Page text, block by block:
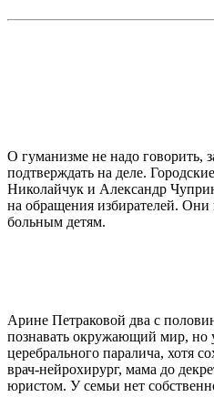
О гуманизме не надо говорить,
подтверждать на деле.
Николайчук и Александр
на обращения избирателей. Они
больным детям.
Арине Петраковой два с
познавать окружающий мир, но
церебрального паралича, хотя
врач-нейрохирург, мама до
юристом. У семьи нет